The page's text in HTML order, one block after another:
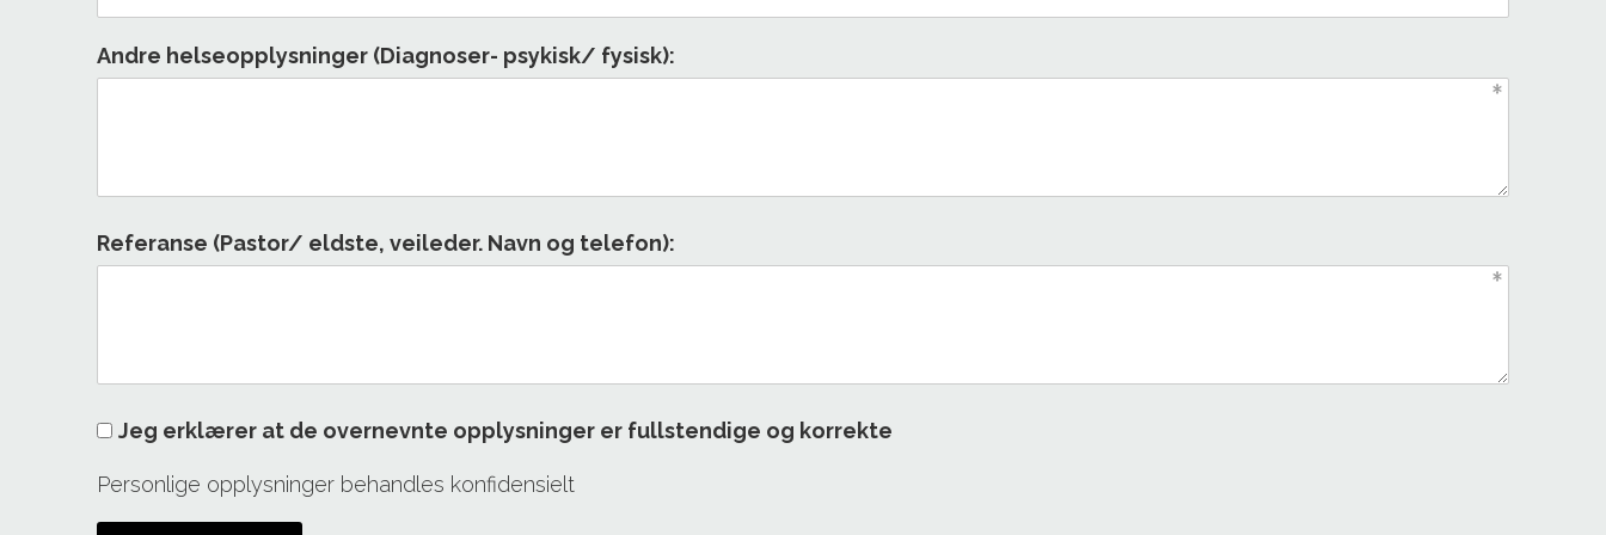
Andre helseopplysninger (Diagnoser- psykisk/ fysisk):
Referanse (Pastor/ eldste, veileder. Navn og telefon):
Jeg erklærer at de overnevnte opplysninger er fullstendige og korrekte
Personlige opplysninger behandles konfidensielt